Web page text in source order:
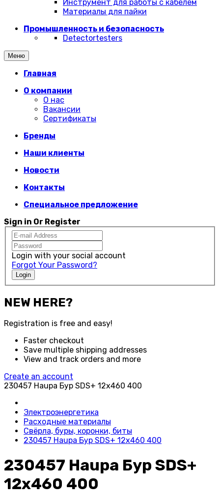
Инструмент для работы с кабелем
Материалы для пайки
Промышленность и безопасность
Detectortesters
Меню
Главная
О компании
О нас
Вакансии
Сертификаты
Бренды
Наши клиенты
Новости
Контакты
Специальное предложение
Sign in Or Register
Login with your social account
Forgot Your Password?
Login
NEW HERE?
Registration is free and easy!
Faster checkout
Save multiple shipping addresses
View and track orders and more
Create an account
230457 Haupa Бур SDS+ 12x460 400
Электроэнергетика
Расходные материалы
Свёрла, буры, коронки, биты
230457 Haupa Бур SDS+ 12x460 400
230457 Haupa Бур SDS+
12x460 400